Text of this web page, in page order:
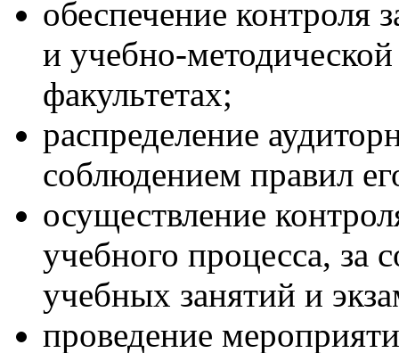
обеспечение контроля
и учебно-
факультетах;
распределение
соблюдением правил
осуществление
учебного процесса, за
учебных занятий и
проведение